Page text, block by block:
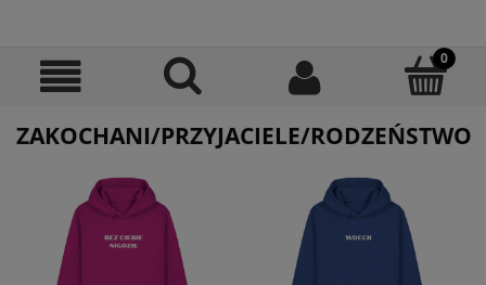
ZAKOCHANI/PRZYJACIELE/RODZEŃSTWO